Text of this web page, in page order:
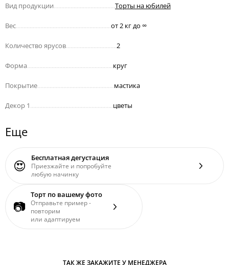
Вид продукции Торты на юбилей
Вес от 2 кг до ∞
Количество ярусов 2
Форма круг
Покрытие мастика
Декор 1 цветы
Еще
😍 Бесплатная дегустация
Приезжайте и попробуйте
любую начинку
📷
Торт по вашему фото
Отправьте пример -
повторим
или адаптируем
ТАК ЖЕ ЗАКАЖИТЕ У МЕНЕДЖЕРА